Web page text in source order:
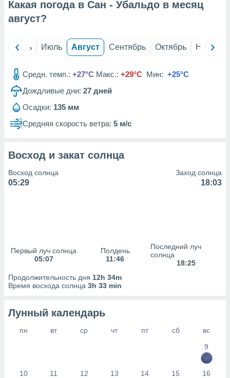
из
данных
1199
Какая погода в Сан - Убальдо в месяц
август?
Июнь Июль Август Сентябрь Октябрь Ноябрь
Средн. темп.: +27°C Макс.: +29°C Мин: +25°C
Дождливые дни: 27 дней
Осадки: 135 мм
Средняя скорость ветра: 5 м/с
Восход и закат солнца
Восход солнца
05:29
Заход солнца
18:03
Первый луч солнца
05:07
Полдень
11:46
Последний луч
солнца
18:25
Продолжительность дня 12h 34m
Время восхода солнца 3h 33 min
Лунный календарь
пн вт ср чт пт сб
вс
9
10 11 12 13 14 15 16